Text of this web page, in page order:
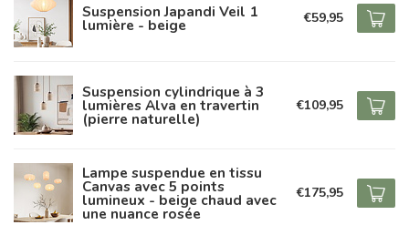
Suspension Japandi Veil 1
lumière - beige €59,95
Suspension cylindrique à 3
lumières Alva en travertin
(pierre naturelle)
€109,95
Lampe suspendue en tissu
Canvas avec 5 points
lumineux - beige chaud avec
une nuance rosée
€175,95